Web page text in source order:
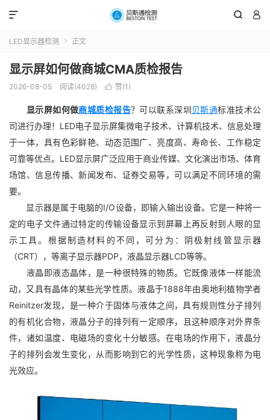
 

LED显示器检测  正文
显示屏如何做商城CMA质检报告
2026-08-05 阅读(4028)  赞(1 )
显示屏如何做商城质检报告？可以联系深圳贝斯通标准技术公
司进行办理！LED电子显示屏集微电子技术、计算机技术、信息处理
于一体，具有色彩鲜艳、动态范围广、亮度高、寿命长、工作稳定
可靠等优点。LED显示屏广泛应用于商业传媒、文化演出市场、体育
场馆、信息传播、新闻发布、证券交易等，可以满足不同环境的需
要。
显示器是属于电脑的I/O设备，即输入输出设备。它是一种将一
定的电子文件通过特定的传输设备显示到屏幕上再反射到人眼的显
示工具。根据制造材料的不同，可分为：阴极射线管显示器
（CRT），等离子显示器PDP，液晶显示器LCD等等。
液晶即液态晶体，是一种很特殊的物质。它既像液体一样能流
动，又具有晶体的某些光学性质。液晶于1888年由奥地利植物学者
Reinitzer发现，是一种介于固体与液体之间，具有规则性分子排列
的有机化合物，液晶分子的排列有一定顺序，且这种顺序对外界条
件，诸如温度、电磁场的变化十分敏感。在电场的作用下，液晶分
子的排列会发生变化，从而影响到它的光学性质，这种现象称为电
光效应。